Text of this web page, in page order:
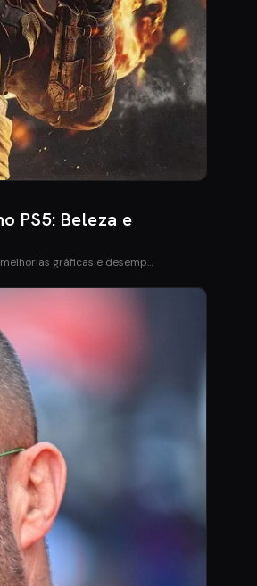
PS5: Beleza e
melhorias gráficas e desemp…